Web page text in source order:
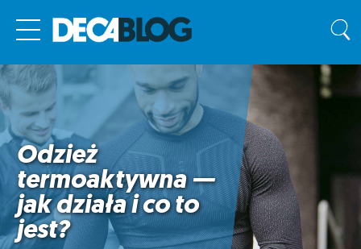
Odzież
termoaktywna —
jak działa i co to
jest?